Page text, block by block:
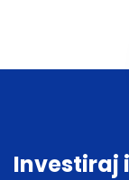
Investiraj